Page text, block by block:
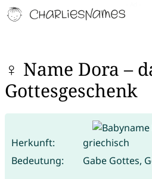
♀ Name Dora –
Gottesgeschenk
Herkunft:
griechisch
Bedeutung:
Gabe Gottes,